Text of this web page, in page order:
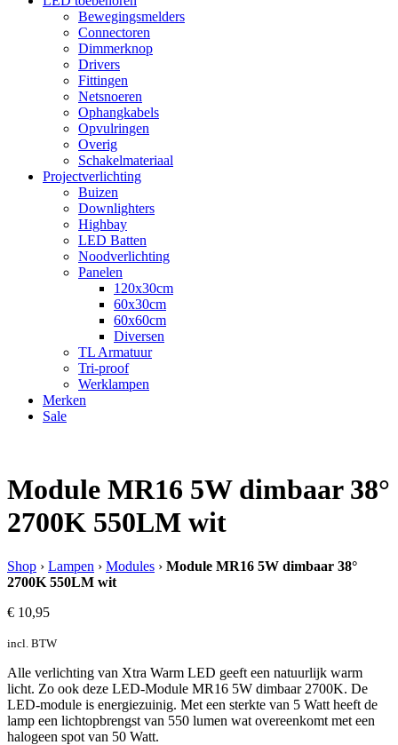
Bewegingsmelders
Connectoren
Dimmerknop
Drivers
Fittingen
Netsnoeren
Ophangkabels
Opvulringen
Overig
Schakelmateriaal
Projectverlichting
Buizen
Downlighters
Highbay
LED Batten
Noodverlichting
Panelen
120x30cm
60x30cm
60x60cm
Diversen
TL Armatuur
Tri-proof
Werklampen
Merken
Sale
Module MR16 5W dimbaar 38°
2700K 550LM wit
Shop › Lampen › Modules › Module MR16 5W dimbaar 38°
2700K 550LM wit
€ 10,95
incl. BTW
Alle verlichting van Xtra Warm LED geeft een natuurlijk warm
licht. Zo ook deze LED-Module MR16 5W dimbaar 2700K. De
LED-module is energiezuinig. Met een sterkte van 5 Watt heeft de
lamp een lichtopbrengst van 550 lumen wat overeenkomt met een
halogeen spot van 50 Watt.